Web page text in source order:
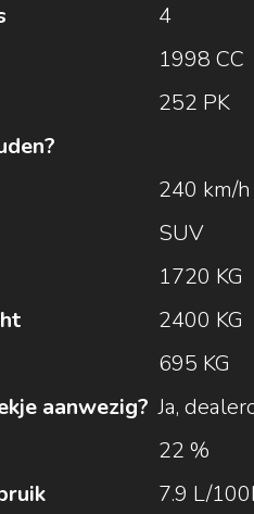
4
1998 CC
252 PK
240 km/h
SUV
1720 KG
2400 KG
695 KG
aanwezig? Ja,
22 %
7.9 L/